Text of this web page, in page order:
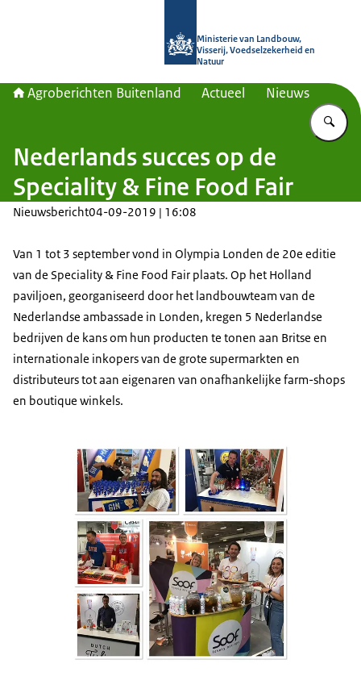
Ministerie van Landbouw,
Visserij, Voedselzekerheid en
Natuur
Agroberichten Buitenland Actueel Nieuws
Nederlands succes op de
Speciality & Fine Food Fair
Nieuwsbericht04-09-2019 | 16:08
Van 1 tot 3 september vond in Olympia Londen de 20e editie
van de Speciality & Fine Food Fair plaats. Op het Holland
paviljoen, georganiseerd door het landbouwteam van de
Nederlandse ambassade in Londen, kregen 5 Nederlandse
bedrijven de kans om hun producten te tonen aan Britse en
internationale inkopers van de grote supermarkten en
distributeurs tot aan eigenaren van onafhankelijke farm-shops
en boutique winkels.